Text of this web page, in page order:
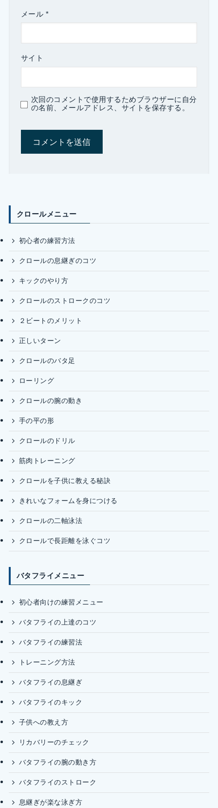
メール *
サイト
次回のコメントで使用するためブラウザーに自分
の名前、メールアドレス、サイトを保存する。
クロールメニュー
初心者の練習方法
クロールの息継ぎのコツ
キックのやり方
クロールのストロークのコツ
２ビートのメリット
正しいターン
クロールのバタ足
ローリング
クロールの腕の動き
手の平の形
クロールのドリル
筋肉トレーニング
クロールを子供に教える秘訣
きれいなフォームを身につける
クロールの二軸泳法
クロールで長距離を泳ぐコツ
バタフライメニュー
初心者向けの練習メニュー
バタフライの上達のコツ
バタフライの練習法
トレーニング方法
バタフライの息継ぎ
バタフライのキック
子供への教え方
リカバリーのチェック
バタフライの腕の動き方
バタフライのストローク
息継ぎが楽な泳ぎ方